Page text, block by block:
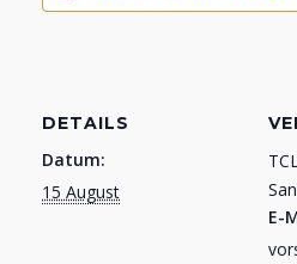
DETAILS
Datum:
15 August
E-